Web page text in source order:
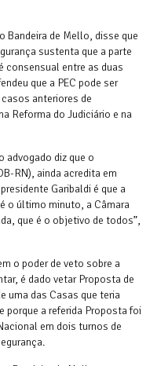
Bandeira de Mello, disse que
sustenta que a parte
consensual entre as duas
que a PEC pode ser
anteriores de
Reforma do Judiciário e na
advogado diz que o
RN), ainda acredita em
Garibaldi é que a
o último minuto, a Câmara
que é o objetivo de todos”,
o poder de veto sobre a
é dado vetar Proposta de
uma das Casas que teria
a referida Proposta foi
em dois turnos de